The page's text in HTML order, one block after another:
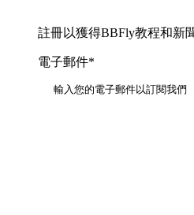
註冊以獲得BBFly教程和新
電子郵件*